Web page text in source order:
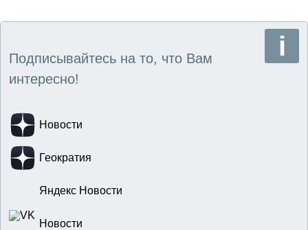
Подписывайтесь на то, что Вам
интересно!
Новости
Геократия
Яндекс Новости
Новости